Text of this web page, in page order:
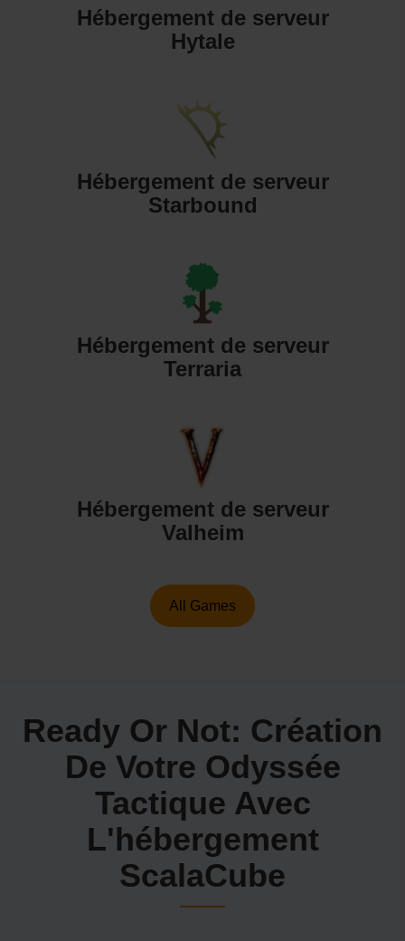
Hébergement de serveur
Hytale
Hébergement de serveur
Starbound
Hébergement de serveur
Terraria
Hébergement de serveur
Valheim
All Games
Ready Or Not: Création
De Votre Odyssée
Tactique Avec
L'hébergement
ScalaCube